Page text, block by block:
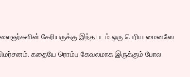
கேரியருக்கு இந்த படம் ஒரு பெரிய மைனஸே
கதையே ரொம்ப கேவலமாக இருக்கும் போல